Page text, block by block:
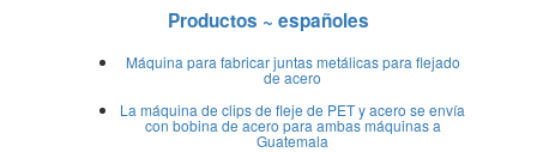
Productos ~ españoles
Máquina para fabricar juntas metálicas para flejado
de acero
La máquina de clips de fleje de PET y acero se envía
con bobina de acero para ambas máquinas a
Guatemala